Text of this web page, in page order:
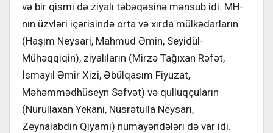
və bir qismi də ziyalı təbəqəsinə mənsub idi. MH-
nın üzvləri içərisində orta və xırda mülkədarların
(Haşım Neysari, Mahmud Əmin, Seyidül-
Mühəqqiqin), ziyalıların (Mirzə Tağıxan Rəfət,
İsmayıl Əmir Xizi, Əbülqasım Fiyuzat,
Məhəmmədhüseyn Səfvət) və qulluqçuların
(Nurullaxan Yekani, Nüsrətulla Neysari,
Zeynalabdin Qiyami) nümayəndələri də var idi.